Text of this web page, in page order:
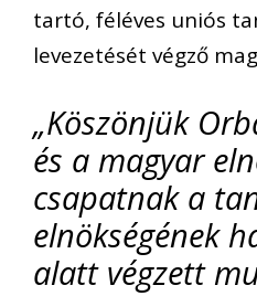
tartó, féléves uniós
levezetését végző
„Köszönjük
és a magyar
csapatnak a
elnökségének
alatt végzett